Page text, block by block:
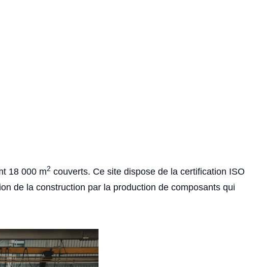
18 000 m2 couverts. Ce site dispose de la certification ISO
de la construction par la production de composants qui